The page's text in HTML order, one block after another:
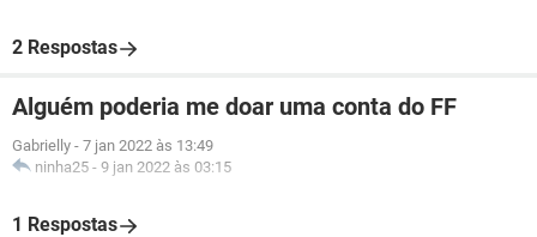
2 Respostas
Alguém poderia me doar uma conta do FF
Gabrielly - 7 jan 2022 às 13:49
ninha25 - 9 jan 2022 às 03:15
1 Respostas